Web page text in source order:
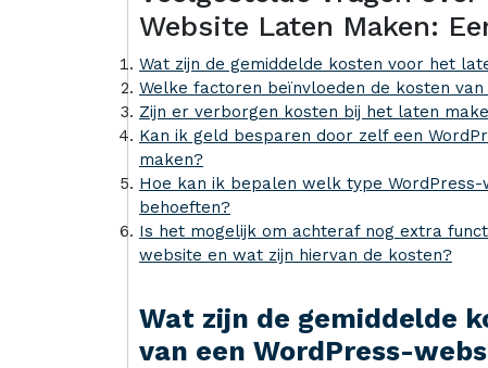
Website Laten Maken:
Wat zijn de gemiddelde kosten voor het
Welke factoren beïnvloeden de kosten
Zijn er verborgen kosten bij het laten
Kan ik geld besparen door zelf een
maken?
Hoe kan ik bepalen welk type
behoeften?
Is het mogelijk om achteraf nog extra
website en wat zijn hiervan de kosten?
Wat zijn de gemiddelde
van een WordPress-